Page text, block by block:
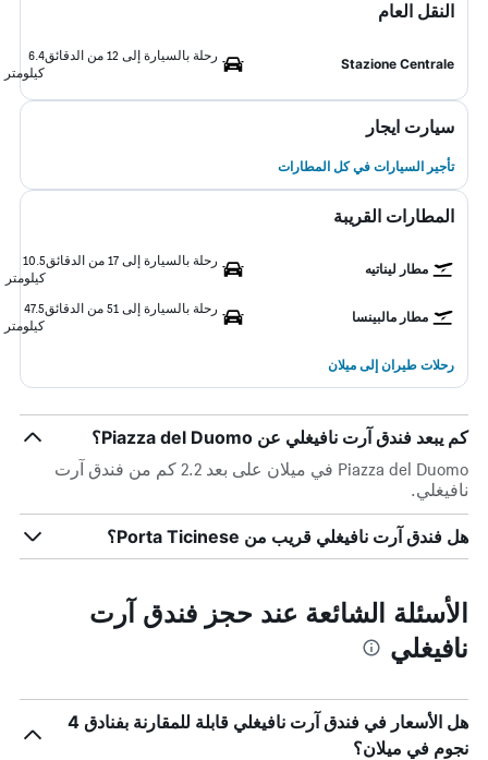
النقل العام
Stazione Centrale
رحلة بالسيارة إلى 12 من الدقائق
6.4
كيلومتر
سيارت ايجار
تأجير السيارات في كل المطارات
المطارات القريبة
مطار ليناتيه
رحلة بالسيارة إلى 17 من الدقائق
10.5
كيلومتر
مطار مالبينسا
رحلة بالسيارة إلى 51 من الدقائق
47.5
كيلومتر
رحلات طيران إلى ميلان
كم يبعد فندق آرت نافيغلي عن Piazza del Duomo؟
Piazza del Duomo في ميلان على بعد 2.2 كم من فندق آرت
نافيغلي.
هل فندق آرت نافيغلي قريب من Porta Ticinese؟
الأسئلة الشائعة عند حجز فندق آرت
نافيغلي
هل الأسعار في فندق آرت نافيغلي قابلة للمقارنة بفنادق 4
نجوم في ميلان؟